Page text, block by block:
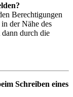
Berechtigungen
der Nähe des
durch die
Schreiben eines